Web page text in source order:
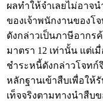
ผลทำให้จำเลยไม่อาจ
ของเจ้าพนักงานของโ
ดังกล่าวเป็นภาษีอากร
มาตรา 12 เท่านั้น แต่เ
ชำระหนี้ดังกล่าวโจทก์
หลักฐานเข้าสืบเพื่อให้
เท็จจริงตามทางนำสืบ